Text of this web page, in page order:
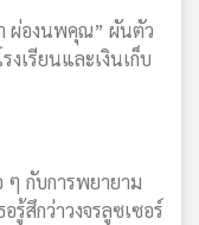
ผ่องนพคุณ” ผันตัว
เรียนและเงินเก็บ
ๆ กับการพยายาม
รู้สึกว่าวงจรลูซเซอร์